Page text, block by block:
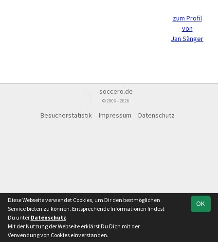
zum Profil
von
Jan Sänger
soccero.de
© 2006 - 2026
Besucherstatistik Impressum Datenschutz
OK
Diese Webseite verwendet Cookies, um Dir den bestmöglichen
Service bieten zu können. Entsprechende Informationen findest
Du unter Datenschutz.
Mit der Nutzung der Webseite erklärst Du Dich mit der
Verwendung von Cookies einverstanden.